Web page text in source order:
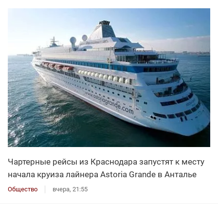
Чартерные рейсы из Краснодара запустят к месту
начала круиза лайнера Astoria Grande в Анталье
Общество вчера, 21:55